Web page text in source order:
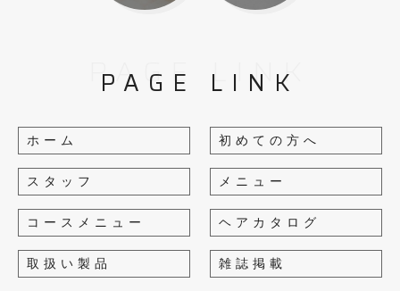
PAGE LINK
PAGE LINK
ホーム 初めての方へ
スタッフ メニュー
コースメニュー ヘアカタログ
取扱い製品 雑誌掲載